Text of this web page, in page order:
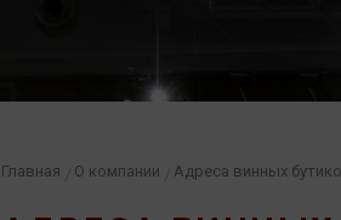
Главная О компании Адреса винных